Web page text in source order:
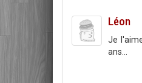
Léon
Je
ans...